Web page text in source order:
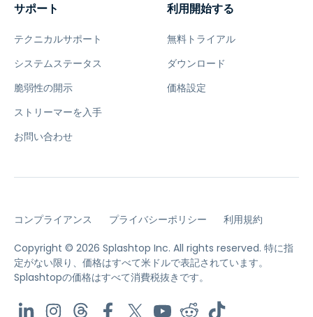
サポート
テクニカルサポート
システムステータス
脆弱性の開示
ストリーマーを入手
お問い合わせ
利用開始する
無料トライアル
ダウンロード
価格設定
コンプライアンス プライバシーポリシー 利用規約
Copyright © 2026 Splashtop Inc. All rights reserved. 特に指
定がない限り、価格はすべて米ドルで表記されています。
Splashtopの価格はすべて消費税抜きです。